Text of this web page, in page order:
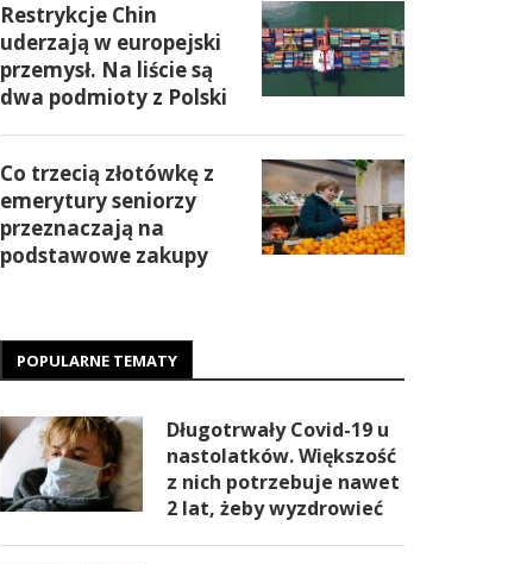
Restrykcje Chin
uderzają w europejski
przemysł. Na liście są
dwa podmioty z Polski
Co trzecią złotówkę z
emerytury seniorzy
przeznaczają na
podstawowe zakupy
POPULARNE TEMATY
Długotrwały Covid-19 u
nastolatków. Większość
z nich potrzebuje nawet
2 lat, żeby wyzdrowieć